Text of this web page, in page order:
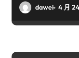
dawei 4 月